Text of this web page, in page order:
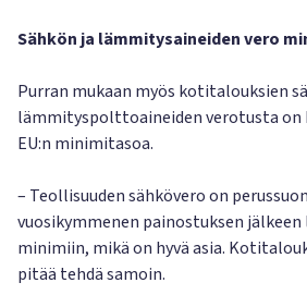
Sähkön ja lämmitysaineiden vero
Purran mukaan myös kotitalouksien
lämmityspolttoaineiden verotusta on
EU:n minimitasoa.
– Teollisuuden sähkövero on
vuosikymmenen painostuksen jälkeen
minimiin, mikä on hyvä asia.
pitää tehdä samoin.